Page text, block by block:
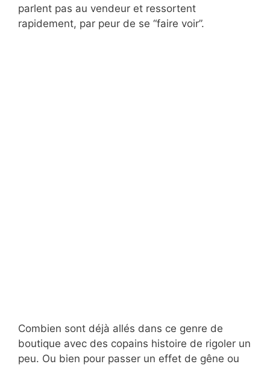
parlent pas au vendeur et ressortent
rapidement, par peur de se “faire voir”.
Combien sont déjà allés dans ce genre de
boutique avec des copains histoire de rigoler un
peu. Ou bien pour passer un effet de gêne ou